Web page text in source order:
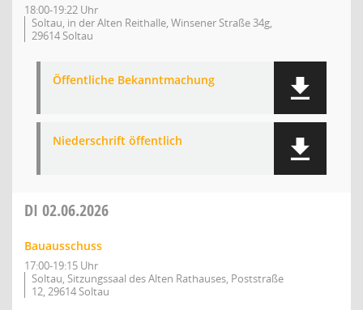
18:00-19:22 Uhr
Soltau, in der Alten Reithalle, Winsener Straße 34g,
29614 Soltau
Öffentliche Bekanntmachung
Niederschrift öffentlich
DI 02.06.2026
Bauausschuss
17:00-19:15 Uhr
Soltau, Sitzungssaal des Alten Rathauses, Poststraße
12, 29614 Soltau